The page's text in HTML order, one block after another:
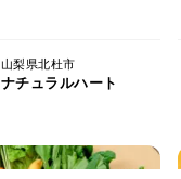
山梨県北杜市
ナチュラルハート